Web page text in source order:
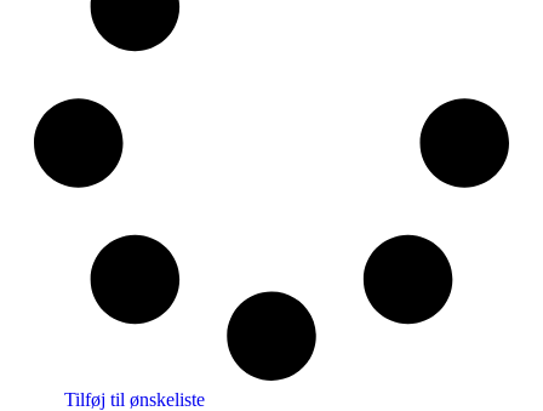
Tilføj til ønskeliste